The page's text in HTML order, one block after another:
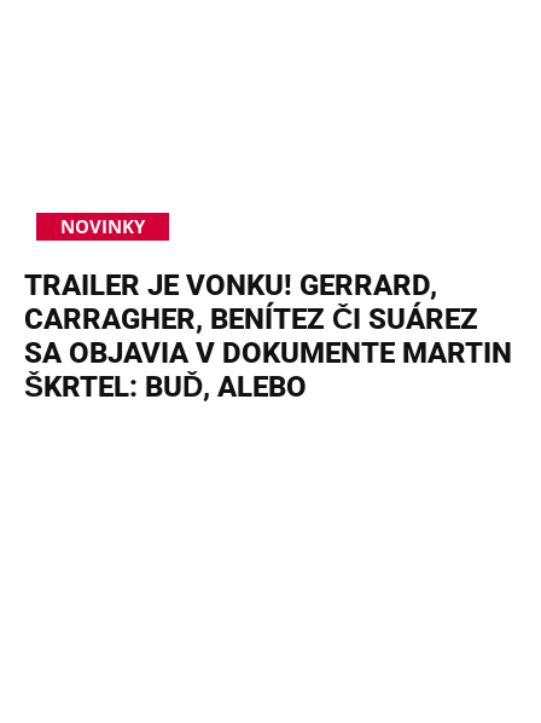
NOVINKY
TRAILER JE VONKU! GERRARD,
CARRAGHER, BENÍTEZ ČI SUÁREZ
SA OBJAVIA V DOKUMENTE MARTIN
ŠKRTEL: BUĎ, ALEBO